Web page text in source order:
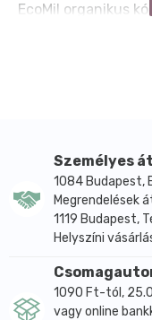
EcoMil organikus
Zsírok: 2,70 g
ebből telített
Szénhidrát: 2,0 g
ebből cukrok: 0,30 g
0,10 g
Személyes
1084 Budapest,
Megrendelések
1119 Budapest,
Helyszíni
1090 Ft-tól,
vagy online